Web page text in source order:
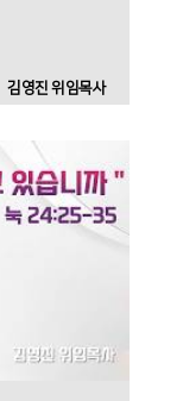
김영진 위임목사